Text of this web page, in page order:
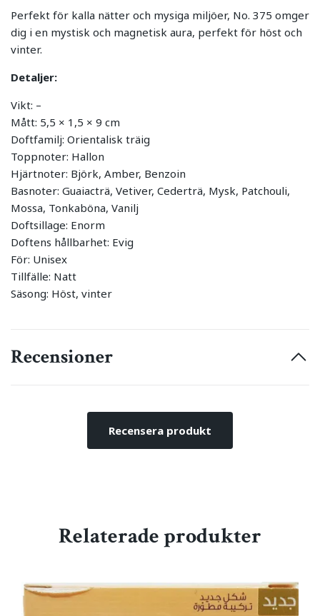
Perfekt för kalla nätter och mysiga miljöer, No. 375 omger
dig i en mystisk och magnetisk aura, perfekt för höst och
vinter.
Detaljer:
Vikt: –
Mått: 5,5 × 1,5 × 9 cm
Doftfamilj: Orientalisk träig
Toppnoter: Hallon
Hjärtnoter: Björk, Amber, Benzoin
Basnoter: Guaiacträ, Vetiver, Cederträ, Mysk, Patchouli,
Mossa, Tonkaböna, Vanilj
Doftsillage: Enorm
Doftens hållbarhet: Evig
För: Unisex
Tillfälle: Natt
Säsong: Höst, vinter
Recensioner
Recensera produkt
Relaterade produkter